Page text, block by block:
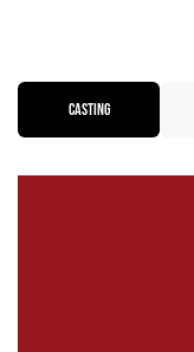
CASTING